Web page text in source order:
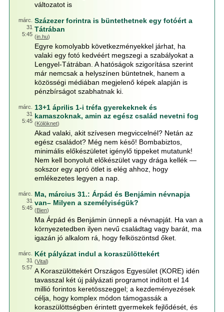
változatot is
márc.
31
5:45
Százezer forintra is büntethetnek egy fotóért a
Tátrában
(in.hu)
Egyre komolyabb következményekkel járhat, ha
valaki egy fotó kedvéért megszegi a szabályokat a
Lengyel-Tátrában. A hatóságok szigorítása szerint
már nemcsak a helyszínen büntetnek, hanem a
közösségi médiában megjelenő képek alapján is
pénzbírságot szabhatnak ki.
márc.
31
5:45
13+1 április 1-i tréfa gyerekeknek és
kamaszoknak, amin az egész család nevetni fog
(Kölöknet)
Akad valaki, akit szívesen megviccelnél? Netán az
egész családot? Még nem késő! Bombabiztos,
minimális előkészületet igénylő tippeket mutatunk!
Nem kell bonyolult előkészület vagy drága kellék —
sokszor egy apró ötlet is elég ahhoz, hogy
emlékezetes legyen a nap.
márc.
31
5:45
Ma, március 31.: Árpád és Benjámin névnapja
van– Milyen a személyiségük?
(Bien)
Ma Árpád és Benjámin ünnepli a névnapját. Ha van a
környezetedben ilyen nevű családtag vagy barát, ma
igazán jó alkalom rá, hogy felköszöntsd őket.
márc.
31
5:57
Két pályázat indul a koraszülöttekért
(Vital)
A Koraszülöttekért Országos Egyesület (KORE) idén
tavasszal két új pályázati programot indított el 14
millió forintos keretösszeggel; a kezdeményezések
célja, hogy komplex módon támogassák a
koraszülöttségben érintett gyermekek fejlődését, és